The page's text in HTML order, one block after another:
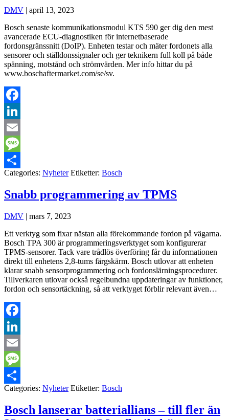
DMV | april 13, 2023
Bosch senaste kommunikationsmodul KTS 590 ger dig den mest
avancerade ECU-diagnostiken för internetbaserade
fordonsgränssnitt (DoIP). Enheten testar och mäter fordonets alla
sensorer och ställdonssignaler och ger teknikern full koll på både
spänning, motstånd och strömvärden. Mer info hittar du på
www.boschaftermarket.com/se/sv.
Facebook
LinkedIn
Email
Message
Dela
Categories: Nyheter Etiketter: Bosch
Snabb programmering av TPMS
DMV | mars 7, 2023
Ett verktyg som fixar nästan alla förekommande fordon på vägarna.
Bosch TPA 300 är programmeringsverktyget som konfigurerar
TPMS-sensorer. Tack vare trådlös överföring får du informationen
direkt till enhetens 2,8-tums färgskärm. Bosch utlovar att enheten
klarar snabb sensorprogrammering och fordonslärningsprocedurer.
Tillverkaren utlovar också regelbundna uppdateringar av funktioner,
fordon och sensortäckning, så att verktyget förblir relevant även…
Facebook
LinkedIn
Email
Message
Dela
Categories: Nyheter Etiketter: Bosch
Bosch lanserar batteriallians – till fler än